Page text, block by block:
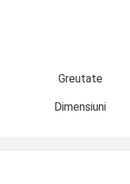
Greutate
Dimensiuni